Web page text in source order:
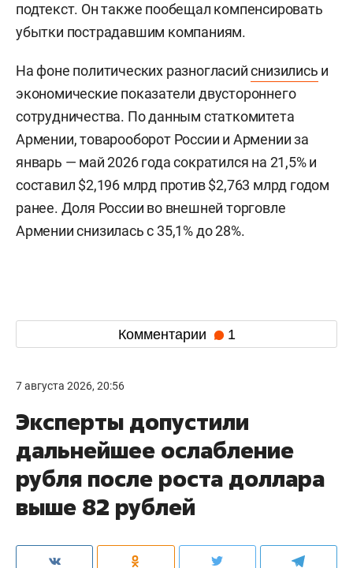
подтекст. Он также пообещал компенсировать
убытки пострадавшим компаниям.
На фоне политических разногласийснизились и
экономические показатели двустороннего
сотрудничества. По данным статкомитета
Армении, товарооборот России и Армении за
январь — май 2026 года сократился на 21,5% и
составил $2,196 млрд против $2,763 млрд годом
ранее. Доля России во внешней торговле
Армении снизилась с 35,1% до 28%.
Комментарии 1
7 августа 2026, 20:56
Эксперты допустили
дальнейшее ослабление
рубля после роста доллара
выше 82 рублей